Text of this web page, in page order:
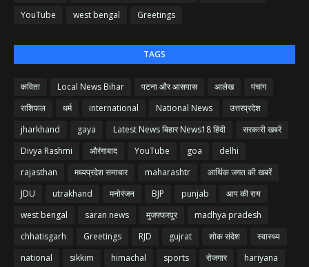
YouTube
west bengal Greetings
TAGS
कविता Local News Bihar पटना और आसपास आलेख
पंचांग
राशिफल
धर्म international National News
उत्तरप्रदेश
jharkhand
gaya Latest News बिहार News18 हिंदी
सरकारी खबरें
Divya Rashmi
औरंगाबाद YouTube goa
delhi
rajasthan
मध्यप्रदेश समाचार maharashtr
आर्थिक जगत की खबरें
JDU
utrakhand मनोरंजन BJP punjab
आप की राय
west bengal
saran news मुजफ्फरपुर
madhya pradesh
chhatisgarh
Greetings RJD gujrat शोक संदेश
स्वास्थ्य
national
sikkim himachal sports रोजगार
hariyana